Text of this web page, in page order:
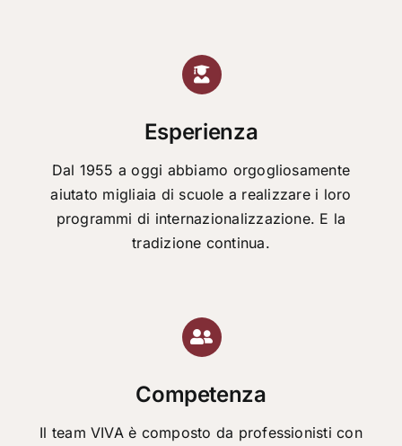
Esperienza
Dal 1955 a oggi abbiamo orgogliosamente
aiutato migliaia di scuole a realizzare i loro
programmi di internazionalizzazione. E la
tradizione continua.
Competenza
Il team VIVA è composto da professionisti con